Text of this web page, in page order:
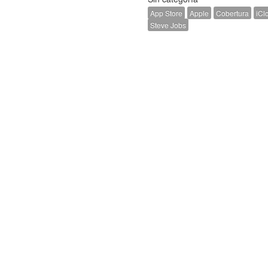
App Store Apple Cobertura
Steve Jobs